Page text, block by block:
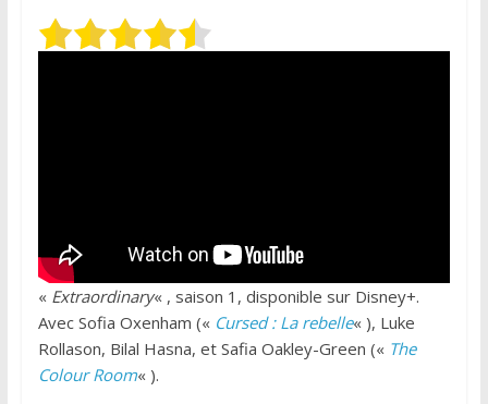
« Extraordinary« , saison 1, disponible sur Disney+.
Avec Sofia Oxenham (« Cursed : La rebelle« ), Luke
Rollason, Bilal Hasna, et Safia Oakley-Green (« The
Colour Room« ).